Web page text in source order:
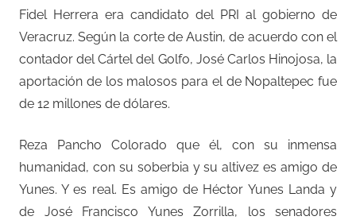
Fidel Herrera era candidato del PRI al gobierno de
Veracruz. Según la corte de Austin, de acuerdo con el
contador del Cártel del Golfo, José Carlos Hinojosa, la
aportación de los malosos para el de Nopaltepec fue
de 12 millones de dólares.
Reza Pancho Colorado que él, con su inmensa
humanidad, con su soberbia y su altivez es amigo de
Yunes. Y es real. Es amigo de Héctor Yunes Landa y
de José Francisco Yunes Zorrilla, los senadores